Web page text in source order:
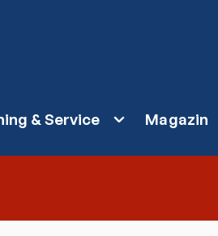
& Service Magazin